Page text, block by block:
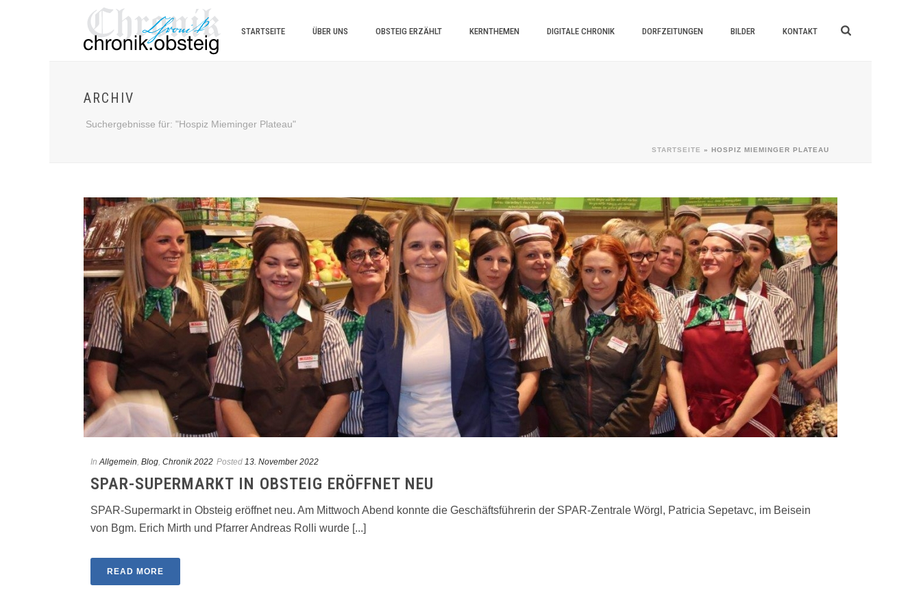
STARTSEITE ÜBER UNS OBSTEIG ERZÄHLT KERNTHEMEN DIGITALE CHRONIK DORFZEITUNGEN BILDER KONTAKT
ARCHIV
Suchergebnisse für: "Hospiz Mieminger Plateau"
STARTSEITE » HOSPIZ MIEMINGER PLATEAU
In Allgemein, Blog, Chronik 2022 Posted 13. November 2022
SPAR-SUPERMARKT IN OBSTEIG ERÖFFNET NEU
SPAR-Supermarkt in Obsteig eröffnet neu. Am Mittwoch Abend konnte die Geschäftsführerin der SPAR-Zentrale Wörgl, Patricia Sepetavc, im Beisein
von Bgm. Erich Mirth und Pfarrer Andreas Rolli wurde [...]
READ MORE